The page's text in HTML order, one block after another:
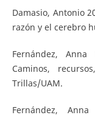
Damasio, Antonio
razón y el cerebro
Fernández,
Caminos,
Trillas/UAM.
Fernández,